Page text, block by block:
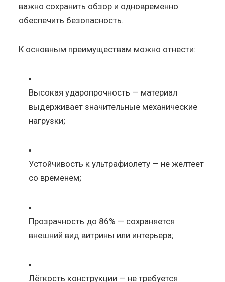
важно сохранить обзор и одновременно
обеспечить безопасность.
К основным преимуществам можно отнести:
Высокая ударопрочность — материал
выдерживает значительные механические
нагрузки;
Устойчивость к ультрафиолету — не желтеет
со временем;
Прозрачность до 86% — сохраняется
внешний вид витрины или интерьера;
Лёгкость конструкции — не требуется